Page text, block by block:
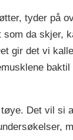
tyder på
da
gir det vi
Det vil